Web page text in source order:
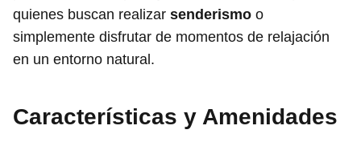
quienes buscan realizar senderismo o
simplemente disfrutar de momentos de relajación
en un entorno natural.
Características y Amenidades